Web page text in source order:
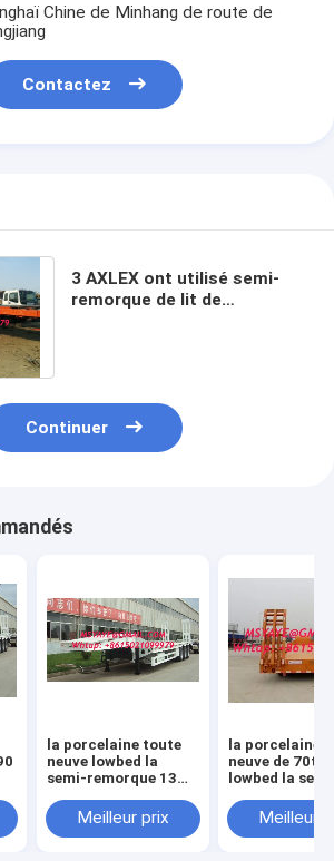
Chine de Minhang de route de
Contactez
3 AXLEX ont utilisé semi-
remorque de lit de
Continuer
la porcelaine toute
neuve lowbed la
semi-remorque 13m
remorque
d'excavatrice de 4
Meilleur prix
la porcelaine
neuve de 70t
lowbed la
avec la
d'excavatrice
Meilleur